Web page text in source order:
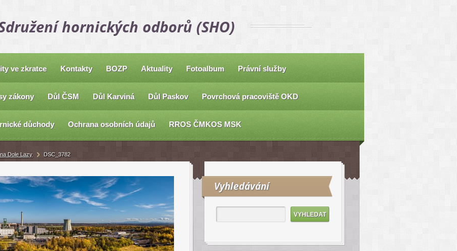
hornických odborů (SHO)
ve zkratce Kontakty BOZP Aktuality Fotoalbum Právní služby
zákony Důl ČSM Důl Karviná Důl Paskov Povrchová pracoviště OKD
důchody Ochrana osobních údajů RROS ČMKOS MSK
Vyhledávání
Dole Lazy DSC_3782